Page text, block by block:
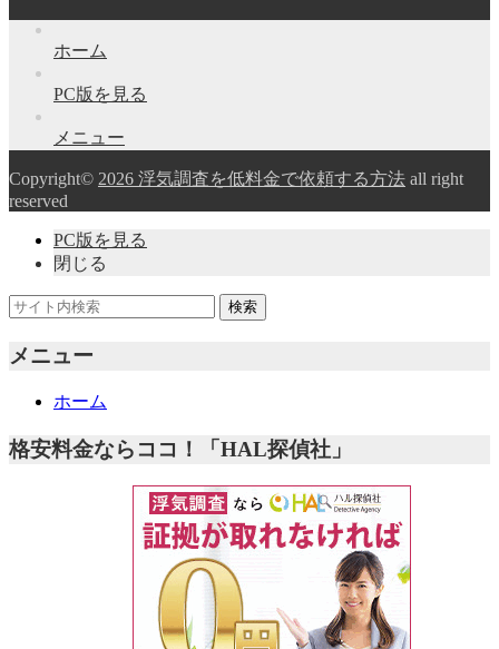
ホーム
PC版を見る
メニュー
Copyright© 2026 浮気調査を低料金で依頼する方法 all right
reserved
PC版を見る
閉じる
メニュー
ホーム
格安料金ならココ！「HAL探偵社」